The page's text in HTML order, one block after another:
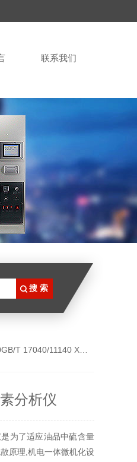
联系我们
11140 X荧光硫元素分析仪
分析仪
为了适应油品中硫含量
原理,机电一体微机化设